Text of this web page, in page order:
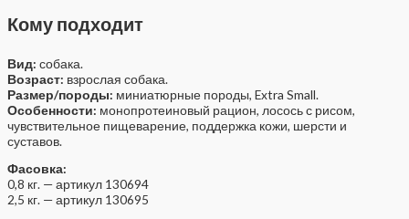
Кому подходит
Вид: собака.
Возраст: взрослая собака.
Размер/породы: миниатюрные породы, Extra Small.
Особенности: монопротеиновый рацион, лосось с рисом,
чувствительное пищеварение, поддержка кожи, шерсти и
суставов.
Фасовка:
0,8 кг. — артикул 130694
2,5 кг. — артикул 130695